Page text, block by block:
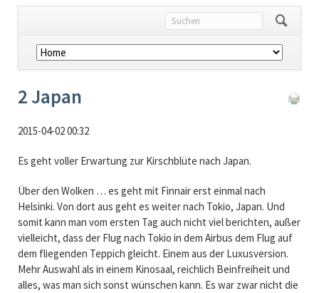
Navigation
überspringen
2 Japan
2015-04-02 00:32
Es geht voller Erwartung zur Kirschblüte nach Japan.
Über den Wolken … es geht mit Finnair erst einmal nach
Helsinki. Von dort aus geht es weiter nach Tokio, Japan. Und
somit kann man vom ersten Tag auch nicht viel berichten, außer
vielleicht, dass der Flug nach Tokio in dem Airbus dem Flug auf
dem fliegenden Teppich gleicht. Einem aus der Luxusversion.
Mehr Auswahl als in einem Kinosaal, reichlich Beinfreiheit und
alles, was man sich sonst wünschen kann. Es war zwar nicht die